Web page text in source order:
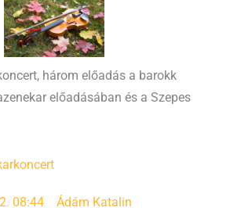
három előadás a barokk
előadásában és a Szepes
koncert
08:44 Ádám Katalin